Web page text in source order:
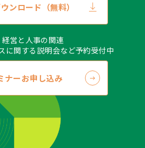
ンロード（無料）
経営と人事の関連
に関する説明会など予約受付中
ナーお申し込み